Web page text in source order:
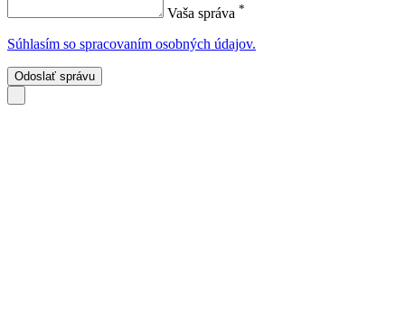
Vaša správa *
Súhlasím so spracovaním osobných údajov.